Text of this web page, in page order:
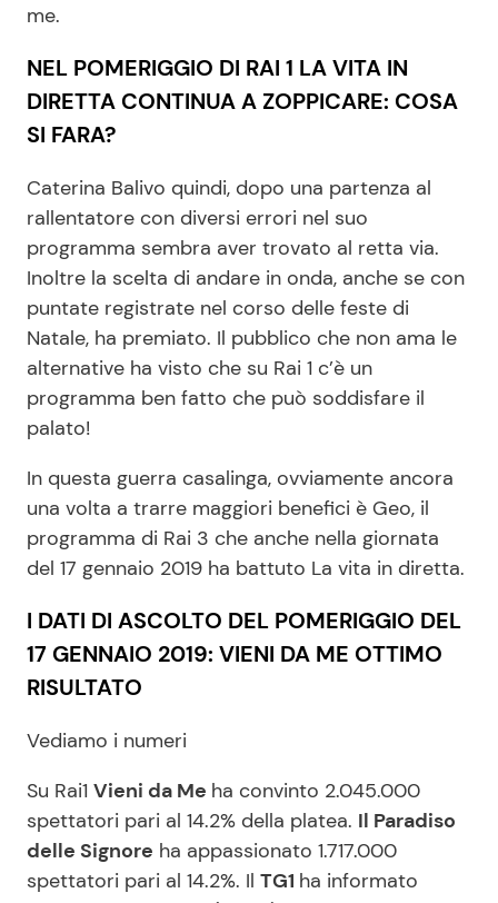
me.
NEL POMERIGGIO DI RAI 1 LA VITA IN
DIRETTA CONTINUA A ZOPPICARE: COSA
SI FARA?
Caterina Balivo quindi, dopo una partenza al
rallentatore con diversi errori nel suo
programma sembra aver trovato al retta via.
Inoltre la scelta di andare in onda, anche se con
puntate registrate nel corso delle feste di
Natale, ha premiato. Il pubblico che non ama le
alternative ha visto che su Rai 1 c’è un
programma ben fatto che può soddisfare il
palato!
In questa guerra casalinga, ovviamente ancora
una volta a trarre maggiori benefici è Geo, il
programma di Rai 3 che anche nella giornata
del 17 gennaio 2019 ha battuto La vita in diretta.
I DATI DI ASCOLTO DEL POMERIGGIO DEL
17 GENNAIO 2019: VIENI DA ME OTTIMO
RISULTATO
Vediamo i numeri
Su Rai1 Vieni da Me ha convinto 2.045.000
spettatori pari al 14.2% della platea. Il Paradiso
delle Signore ha appassionato 1.717.000
spettatori pari al 14.2%. Il TG1 ha informato